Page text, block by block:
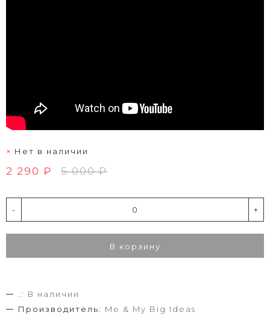
Нет в наличии
2 290 ₽ 5 000 ₽
- +
В корзину
.:
В наличии
Производитель: Me & My Big Ideas